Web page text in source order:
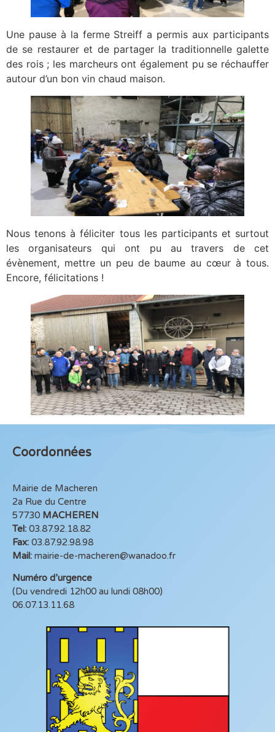
Une pause à la ferme Streiff a permis aux participants
de se restaurer et de partager la traditionnelle galette
des rois ; les marcheurs ont également pu se réchauffer
autour d’un bon vin chaud maison.
Nous tenons à féliciter tous les participants et surtout
les organisateurs qui ont pu au travers de cet
évènement, mettre un peu de baume au cœur à tous.
Encore, félicitations !
Coordonnées
Mairie de Macheren
2a Rue du Centre
57730 MACHEREN
Tel: 03.87.92.18.82
Fax: 03.87.92.98.98
Mail: mairie-de-macheren@wanadoo.fr
Numéro d’urgence
(Du vendredi 12h00 au lundi 08h00)
06.07.13.11.68